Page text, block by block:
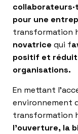
pour une
transformation
novatrice qui f
positif et réduit
organisations.
En mettant
environnement
transformation
l’ouverture, la